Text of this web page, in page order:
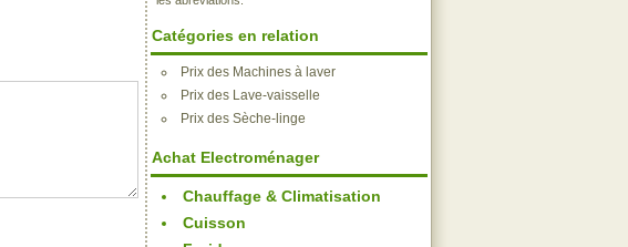
Catégories en relation
Prix des Machines à laver
Prix des Lave-vaisselle
Prix des Sèche-linge
Achat Electroménager
Chauffage & Climatisation
Cuisson